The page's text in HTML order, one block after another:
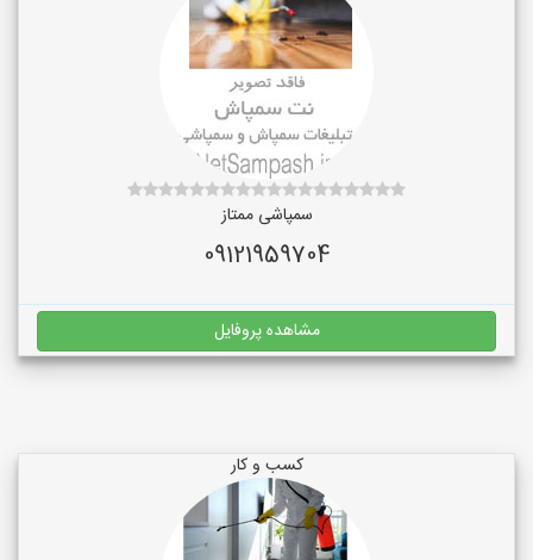
سمپاشی ممتاز
09121959704
مشاهده پروفایل
کسب و کار